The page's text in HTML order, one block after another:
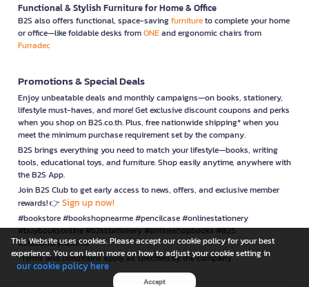
Functional & Stylish Furniture for Home & Office
B2S also offers functional, space-savingfurnitureto complete your home
or office—like foldable desks fromONEand ergonomic chairs from
Furradec
Promotions & Special Deals
Enjoy unbeatable deals and monthly campaigns—on books, stationery,
lifestyle must-haves, and more! Get exclusive discount coupons and perks
when you shop on B2S.co.th. Plus, free nationwide shipping* when you
meet the minimum purchase requirement set by the company.
B2S brings everything you need to match your lifestyle—books, writing
tools, educational toys, and furniture. Shop easily anytime, anywhere with
the B2S App.
Join B2S Club to get early access to news, offers, and exclusive member
rewards! 👉 Sign up now!
#bookstore #bookshopnearme #pencilcase #onlinestationery
#buybooksonline #b2sstationery #onlineshopbooks #B2S
#stationerynearme
*Terms and conditions apply as specified by the company.
This Website uses cookies. Please accept our cookie policy for your best
experience. You can learn more on how to adjust your cookie setting in
our cookie policy here
Accept